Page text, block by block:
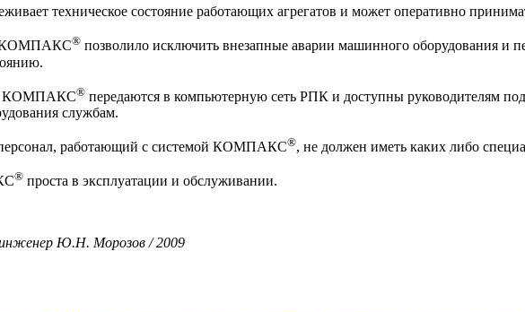
техническое состояние работающих агрегатов и может оперативно
КОМПАКС® позволило исключить внезапные аварии машинного оборудования и
КОМПАКС® передаются в компьютерную сеть РПК и доступны руководителям
службам.
работающий с системой КОМПАКС®, не должен иметь каких либо
® проста в эксплуатации и обслуживании.
Ю.Н. Морозов / 2009